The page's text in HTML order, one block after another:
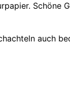
Schöne
auch